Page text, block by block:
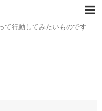
て行動してみたいものです